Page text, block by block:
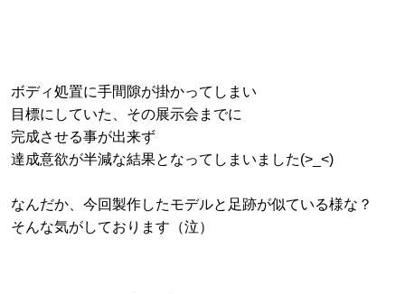
ボディ処置に手間隙が掛かってしまい
目標にしていた、その展示会までに
完成させる事が出来ず
達成意欲が半減な結果となってしまいました(>_<)
なんだか、今回製作したモデルと足跡が似ている様な？
そんな気がしております（泣）